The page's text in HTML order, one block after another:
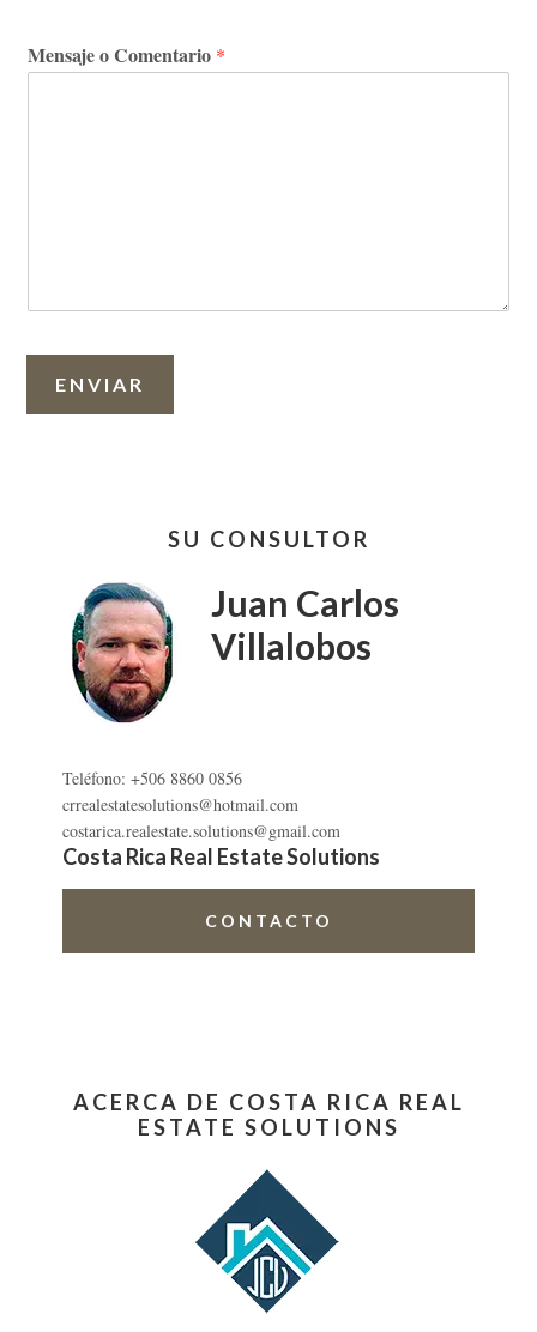
Mensaje o Comentario *
ENVIAR
primaria
SU CONSULTOR
Juan Carlos
Villalobos
Teléfono: +506 8860 0856
crrealestatesolutions@hotmail.com
costarica.realestate.solutions@gmail.com
Costa Rica Real Estate Solutions
CONTACTO
ACERCA DE COSTA RICA REAL
ESTATE SOLUTIONS